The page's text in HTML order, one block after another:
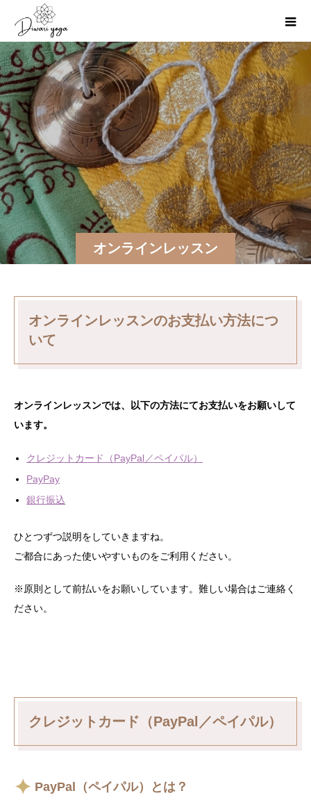
オンラインレッスン
オンラインレッスンのお支払い方法につ
いて
オンラインレッスンでは、以下の方法にてお支払いをお願いして
います。
クレジットカード（PayPal／ペイパル）
PayPay
銀行振込
ひとつずつ説明をしていきますね。
ご都合にあった使いやすいものをご利用ください。
※原則として前払いをお願いしています。難しい場合はご連絡く
ださい。
クレジットカード（PayPal／ペイパル）
PayPal（ペイパル）とは？